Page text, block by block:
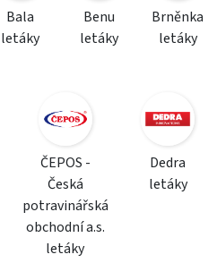
Bala
letáky
Benu
letáky
Brněnka
letáky
ČEPOS -
Česká
potravinářská
obchodní a.s.
letáky
Dedra
letáky